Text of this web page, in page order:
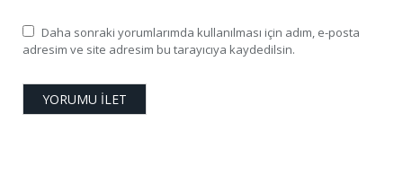
Daha sonraki yorumlarımda kullanılması için adım, e-posta
adresim ve site adresim bu tarayıcıya kaydedilsin.